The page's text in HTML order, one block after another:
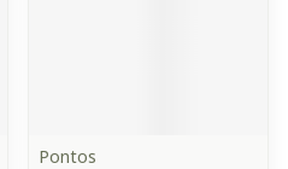
Pontos